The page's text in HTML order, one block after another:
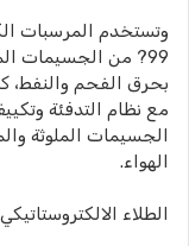
وتستخدم المرسبات
99? من الجسيمات
بحرق الفحم والنفط،
مع نظام التدفئة
الجسيمات الملوثة
الهواء.
الطلاء الالكتروستاتيكي